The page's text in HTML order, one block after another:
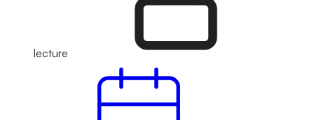
lecture